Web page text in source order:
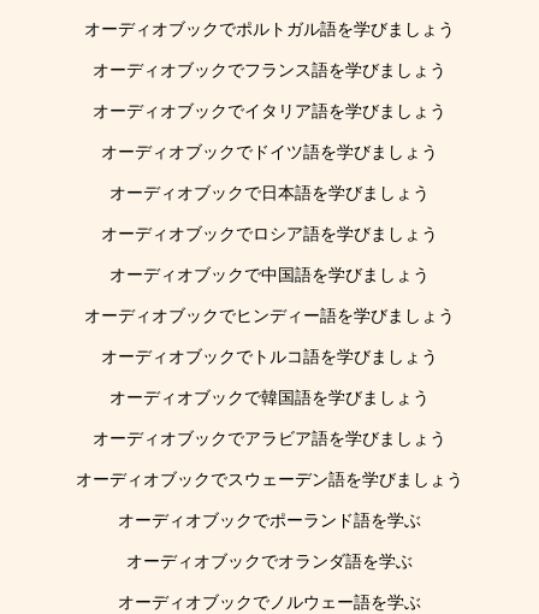
オーディオブックでポルトガル語を学びましょう
オーディオブックでフランス語を学びましょう
オーディオブックでイタリア語を学びましょう
オーディオブックでドイツ語を学びましょう
オーディオブックで日本語を学びましょう
オーディオブックでロシア語を学びましょう
オーディオブックで中国語を学びましょう
オーディオブックでヒンディー語を学びましょう
オーディオブックでトルコ語を学びましょう
オーディオブックで韓国語を学びましょう
オーディオブックでアラビア語を学びましょう
オーディオブックでスウェーデン語を学びましょう
オーディオブックでポーランド語を学ぶ
オーディオブックでオランダ語を学ぶ
オーディオブックでノルウェー語を学ぶ